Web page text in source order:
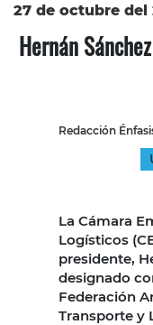
27 de octubre del
Hernán
Redacción
La Cámara
Logísticos
presidente,
designado
Federación
Transporte y